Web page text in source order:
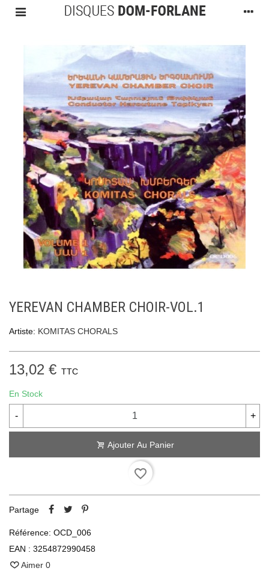
YEREVAN CHAMBER CHOIR-VOL.1
Artiste: KOMITAS CHORALS
13,02 € TTC
En Stock
- +
Ajouter Au Panier
favorite_border
Partage
Référence: OCD_006
EAN : 3254872990458
Aimer 0